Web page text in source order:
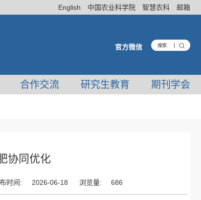
English 中国农业科学院 智慧农科 邮箱
官方微信
合作交流 研究生教育 期刊学会
协同优化
时间: 2026-06-18 浏览量: 686